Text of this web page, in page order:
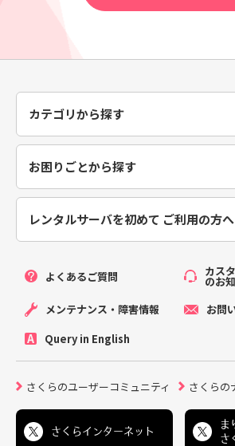
カテゴリから探す
お困りごとから探す
レンタルサーバを初めて ご利用の方へ
よくあるご質問 カス
のお
メンテナンス・障害情報
お問
Query in English
さくらのユーザーコミュニティ さくらの
さくらインターネット
ま
さ